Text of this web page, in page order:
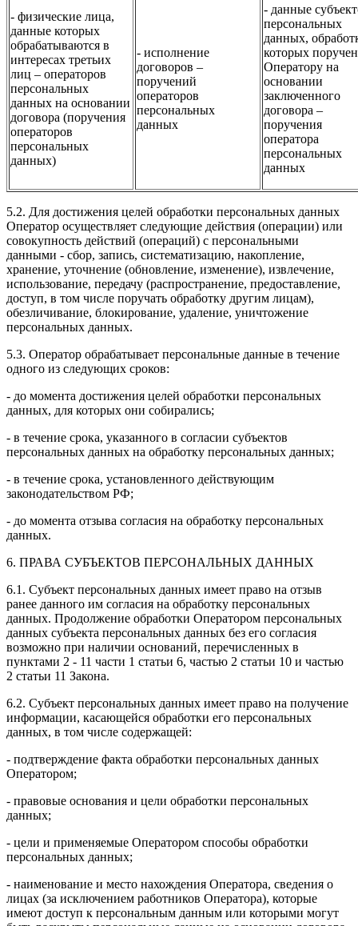
- физические лица,
данные которых
обрабатываются в
интересах третьих
лиц – операторов
персональных
данных на основании
договора (поручения
операторов
персональных
данных)
- исполнение
договоров –
поручений
операторов
персональных
данных
- данные
персональных
данных,
которых
Оператору на
основании
заключенного
договора –
поручения
оператора
персональных
данных
5.2. Для достижения целей обработки персональных данных
Оператор осуществляет следующие действия (операции) или
совокупность действий (операций) с персональными
данными - сбор, запись, систематизацию, накопление,
хранение, уточнение (обновление, изменение), извлечение,
использование, передачу (распространение, предоставление,
доступ, в том числе поручать обработку другим лицам),
обезличивание, блокирование, удаление, уничтожение
персональных данных.
5.3. Оператор обрабатывает персональные данные в течение
одного из следующих сроков:
- до момента достижения целей обработки персональных
данных, для которых они собирались;
- в течение срока, указанного в согласии субъектов
персональных данных на обработку персональных данных;
- в течение срока, установленного действующим
законодательством РФ;
- до момента отзыва согласия на обработку персональных
данных.
6. ПРАВА СУБЪЕКТОВ ПЕРСОНАЛЬНЫХ ДАННЫХ
6.1. Субъект персональных данных имеет право на отзыв
ранее данного им согласия на обработку персональных
данных. Продолжение обработки Оператором персональных
данных субъекта персональных данных без его согласия
возможно при наличии оснований, перечисленных в
пунктами 2 - 11 части 1 статьи 6, частью 2 статьи 10 и частью
2 статьи 11 Закона.
6.2. Субъект персональных данных имеет право на получение
информации, касающейся обработки его персональных
данных, в том числе содержащей:
- подтверждение факта обработки персональных данных
Оператором;
- правовые основания и цели обработки персональных
данных;
- цели и применяемые Оператором способы обработки
персональных данных;
- наименование и место нахождения Оператора, сведения о
лицах (за исключением работников Оператора), которые
имеют доступ к персональным данным или которыми могут